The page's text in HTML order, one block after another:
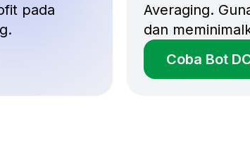
pada
Averaging.
dan
Coba Bot